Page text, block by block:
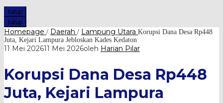
tutup
tutup
Homepage / Daerah / Lampung Utara Korupsi Dana Desa Rp448
Juta, Kejari Lampura Jebloskan Kades Kedaton
11 Mei 202611 Mei 2026oleh Harian Pilar
Korupsi Dana Desa Rp448
Juta, Kejari Lampura